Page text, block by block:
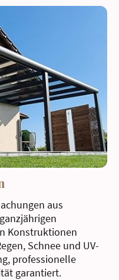
aus
Konstruktionen
Schnee und UV-
professionelle
garantiert.